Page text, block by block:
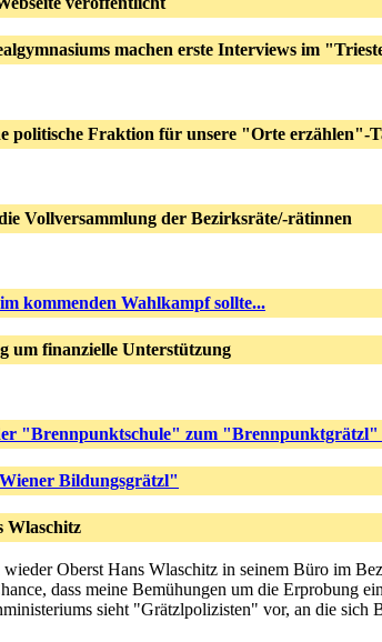
machen erste Interviews im
politische Fraktion für unsere "Orte erzählen"-
Vollversammlung der Bezirksräte/-rätinnen
kommenden Wahlkampf sollte...
um finanzielle Unterstützung
"Brennpunktschule" zum
Bildungsgrätzl"
Wlaschitz
Oberst Hans Wlaschitz in seinem Büro im
dass meine Bemühungen um die Erprobung
sieht "Grätzlpolizisten" vor, an die